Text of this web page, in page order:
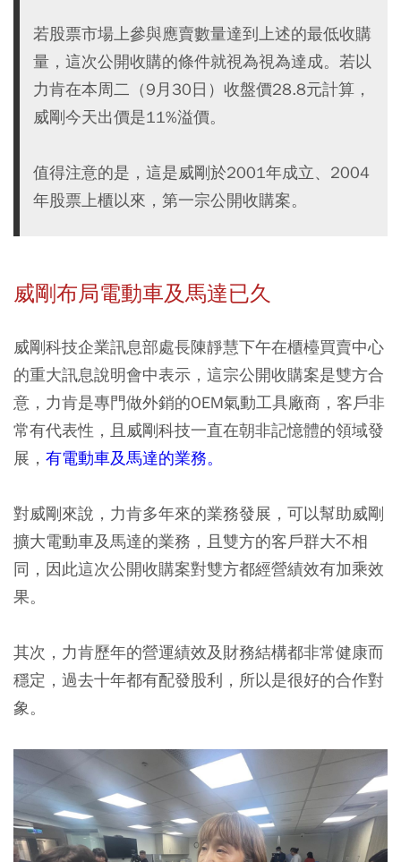
若股票市場上參與應賣數量達到上述的最低收購
量，這次公開收購的條件就視為視為達成。若以
力肯在本周二（9月30日）收盤價28.8元計算，
威剛今天出價是11%溢價。
值得注意的是，這是威剛於2001年成立、2004
年股票上櫃以來，第一宗公開收購案。
威剛布局電動車及馬達已久
威剛科技企業訊息部處長陳靜慧下午在櫃檯買賣中心
的重大訊息說明會中表示，這宗公開收購案是雙方合
意，力肯是專門做外銷的OEM氣動工具廠商，客戶非
常有代表性，且威剛科技一直在朝非記憶體的領域發
展， 有電動車及馬達的業務。
對威剛來說，力肯多年來的業務發展，可以幫助威剛
擴大電動車及馬達的業務，且雙方的客戶群大不相
同，因此這次公開收購案對雙方都經營績效有加乘效
果。
其次，力肯歷年的營運績效及財務結構都非常健康而
穩定，過去十年都有配發股利，所以是很好的合作對
象。